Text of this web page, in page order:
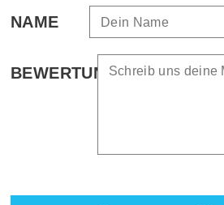
NAME
BEWERTUNG